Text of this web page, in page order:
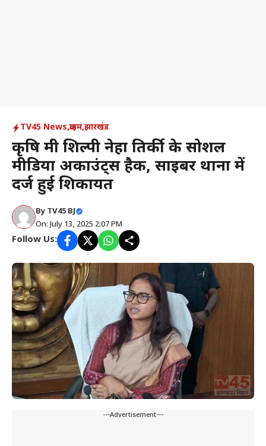
TV45 News,क्राइम,झारखंड
कृषि मंत्री शिल्पी नेहा तिर्की के सोशल
मीडिया अकाउंट्स हैक, साइबर थाना में
दर्ज हुई शिकायत
By TV45 BJ
On: July 13, 2025 2:07 PM
Follow Us:
---Advertisement---